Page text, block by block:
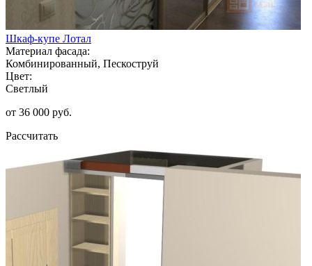
Шкаф-купе Лотал
Материал фасада:
Комбинированный, Пескоструй
Цвет:
Светлый
от 36 000 руб.
Рассчитать